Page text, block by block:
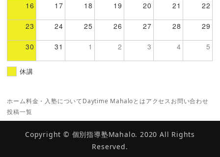
16 17 18 19 20 21 22
23 24 25 26 27 28 29
30 31 1 2 3 4 5
休講
ホーム料金・入塾についてDaytime Mahaloとはアクセスお問い合わせ
投稿一覧
Copyright © 個別指導塾Mahalo. 2020 All Rights
Reserved.